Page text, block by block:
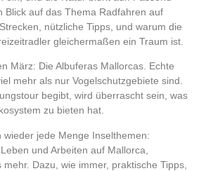
Blick auf das Thema Radfahren auf
nützliche Tipps, und warum die
gleichermaßen ein Traum ist.
März: Die Albuferas Mallorcas. Echte
mehr als nur Vogelschutzgebiete sind.
begibt, wird überrascht sein, was
zu bieten hat.
wieder jede Menge Inselthemen:
und Arbeiten auf Mallorca,
Dazu, wie immer, praktische Tipps,